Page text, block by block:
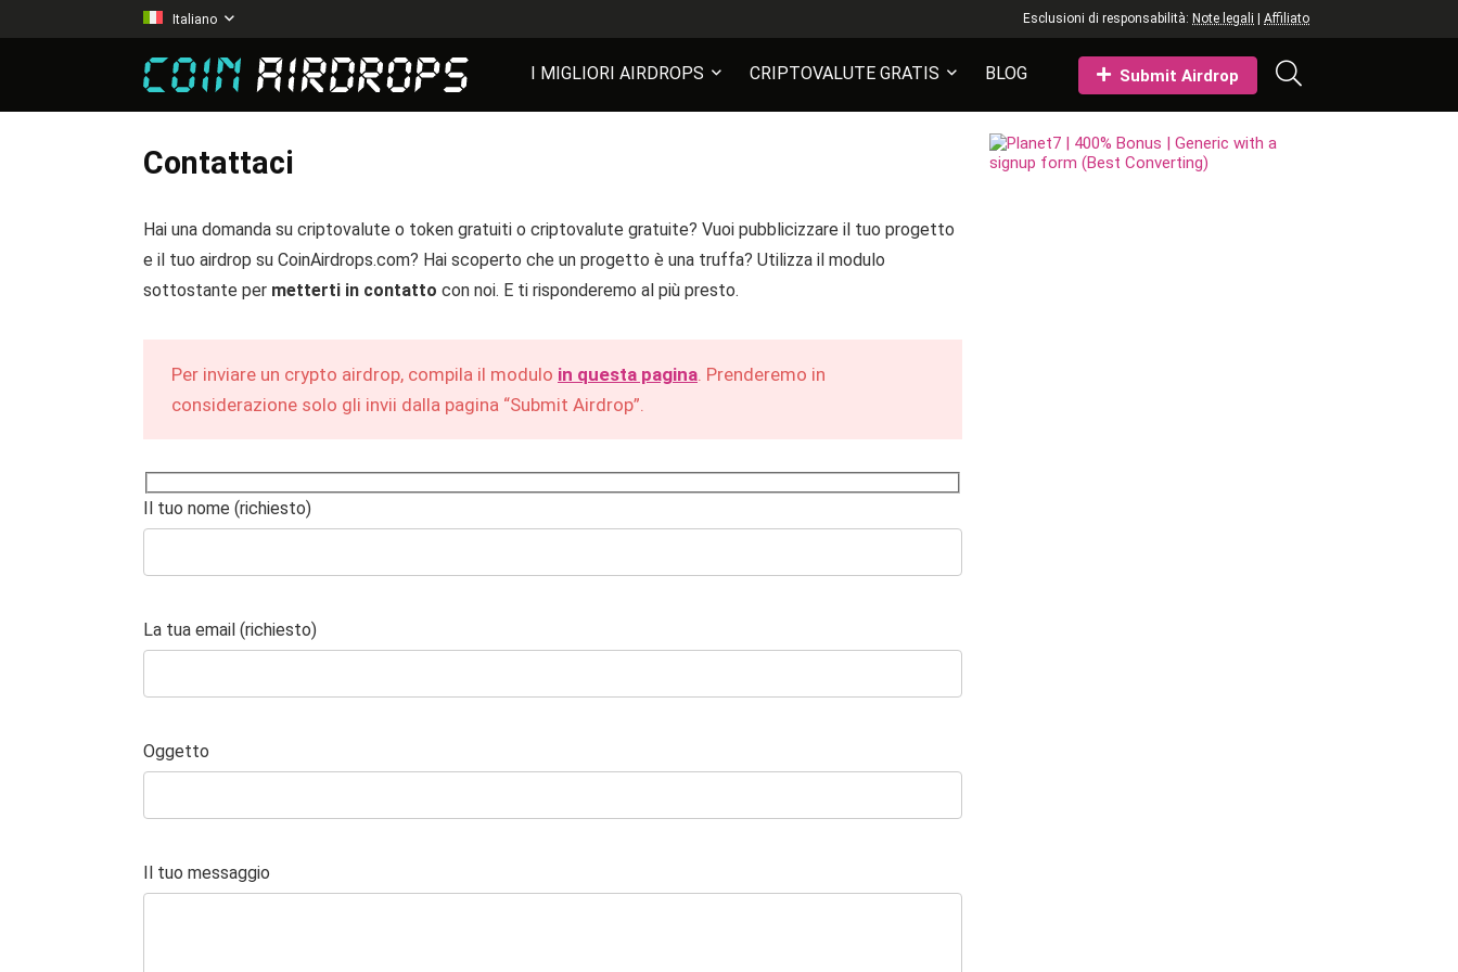
Italiano Esclusioni di responsabilità: Note legali Affiliato
I MIGLIORI AIRDROPS CRIPTOVALUTE GRATIS BLOG Submit Airdrop
Contattaci
Hai una domanda su criptovalute o token gratuiti o criptovalute gratuite? Vuoi pubblicizzare il tuo progetto
e il tuo airdrop su CoinAirdrops.com? Hai scoperto che un progetto è una truffa? Utilizza il modulo
sottostante per metterti in contatto con noi. E ti risponderemo al più presto.
Per inviare un crypto airdrop, compila il modulo in questa pagina. Prenderemo in
considerazione solo gli invii dalla pagina “Submit Airdrop”.
Il tuo nome (richiesto)
La tua email (richiesto)
Oggetto
Il tuo messaggio